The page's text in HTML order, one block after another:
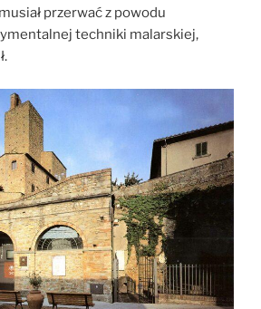
przerwać z powodu
techniki malarskiej,